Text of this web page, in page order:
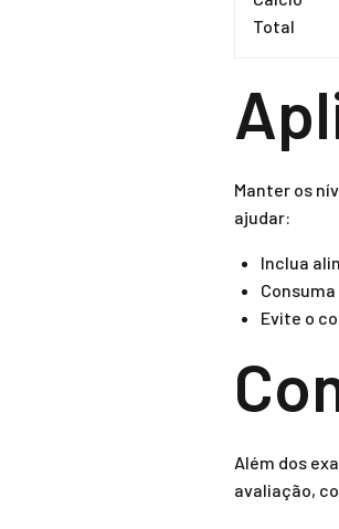
Total
Manter os
ajudar:
Inclua
Evite o
Além dos
avaliação,